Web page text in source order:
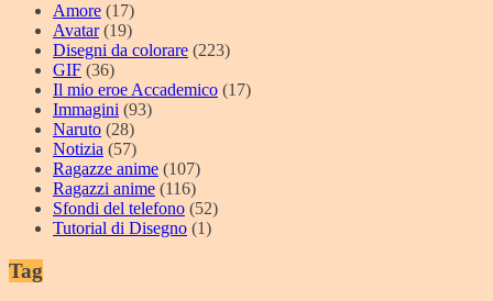
Amore (17)
Avatar(19)
Disegni da colorare (223)
GIF (36)
Il mio eroe Accademico (17)
Immagini (93)
Naruto (28)
Notizia (57)
Ragazze anime (107)
Ragazzi anime (116)
Sfondi del telefono (52)
Tutorial di Disegno (1)
Tag